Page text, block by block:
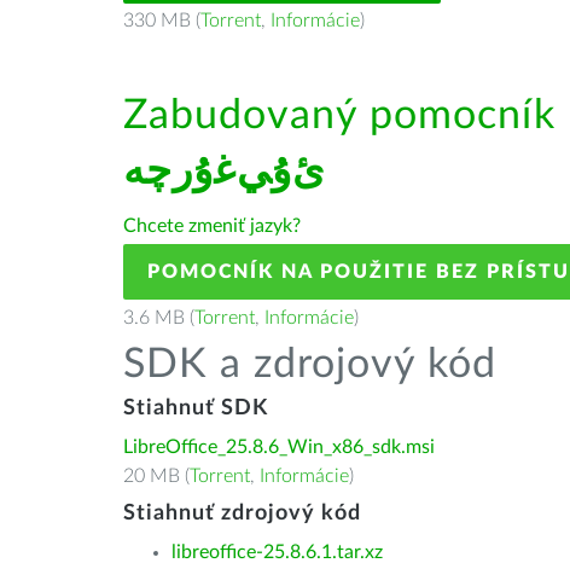
330 MB (Torrent, Informácie)
Zabudovaný
ﺉۇﻲﻏۇﺭچە
Chcete zmeniť jazyk?
POMOCNÍK NA POUŽITIE BEZ
3.6 MB (Torrent, Informácie)
SDK a zdrojový kód
Stiahnuť SDK
LibreOffice_25.8.6_Win_x86_sdk.msi
20 MB (Torrent, Informácie)
Stiahnuť zdrojový kód
libreoffice-25.8.6.1.tar.xz